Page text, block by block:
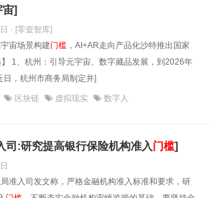
]
· [零壹智库]
宙场景构建门槛 ，AI+AR走向产品化沙特推出国家
1、杭州：引导元宇宙、数字藏品发展，到2026年
，杭州市商务局制定并]
区块链 虚拟现实 数字人
司:研究提高银行保险机构准入门槛]
准入司发文称，严格金融机构准入标准和要求，研